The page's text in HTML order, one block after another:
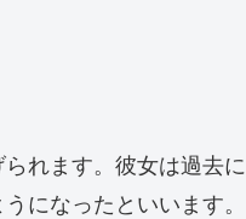
れます。彼女は過去に
になったといいます。